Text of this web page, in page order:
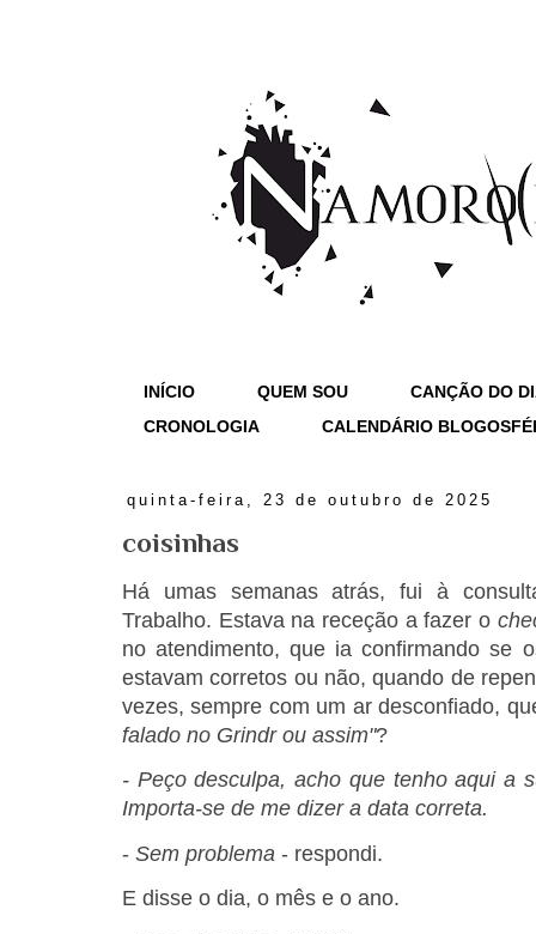
INÍCIO QUEM SOU
CANÇÃO DO
CRONOLOGIA
CALENDÁRIO
quinta-feira, 23 de outubro de 2025
coisinhas
Há umas semanas atrás, fui à
Trabalho. Estava na receção a fazer o
no atendimento, que ia confirmando se
estavam corretos ou não, quando de
vezes, sempre com um ar desconfiado,
falado no Grindr ou assim"?
- Peço desculpa, acho que tenho aqui a
Importa-se de me dizer a data correta.
- Sem problema - respondi.
E disse o dia, o mês e o ano.